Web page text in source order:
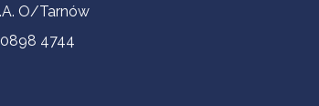
O/Tarnów
0898 4744